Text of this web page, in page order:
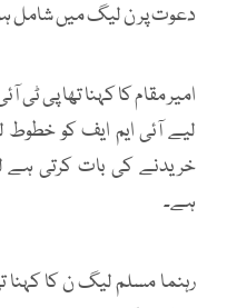
دعوت پر ن لیگ میں شامل
امیر مقام کا کہنا تھا پی
لیے آئی ایم ایف کو
خریدنے کی بات کرتی ہے
ہے۔
رہنما مسلم لیگ ن کا کہنا